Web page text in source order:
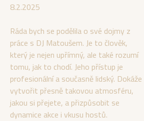
8.2.2025
Ráda bych se podělila o své dojmy z
práce s DJ Matoušem. Je to člověk,
který je nejen upřímný, ale také rozumí
tomu, jak to chodí. Jeho přístup je
profesionální a současně lidský. Dokáže
vytvořit přesně takovou atmosféru,
jakou si přejete, a přizpůsobit se
dynamice akce i vkusu hostů.